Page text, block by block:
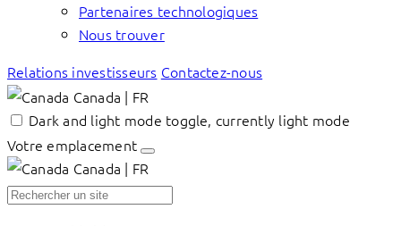
Partenaires technologiques
Nous trouver
Relations investisseurs Contactez-nous
Canada | FR
Dark and light mode toggle, currently light mode
Votre emplacement
Canada | FR